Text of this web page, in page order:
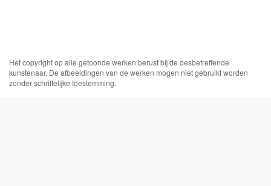
Het copyright op alle getoonde werken berust bij de desbetreffende
kunstenaar. De afbeeldingen van de werken mogen niet gebruikt worden
zonder schriftelijke toestemming.